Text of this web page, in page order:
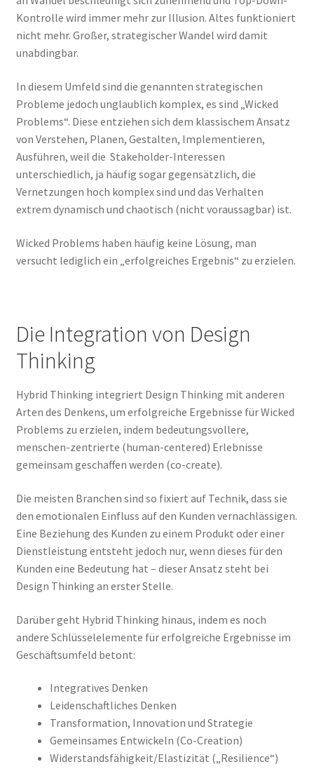
Kontrolle wird immer mehr zur Illusion. Altes funktioniert
nicht mehr. Großer, strategischer Wandel wird damit
unabdingbar.
In diesem Umfeld sind die genannten strategischen
Probleme jedoch unglaublich komplex, es sind „Wicked
Problems“. Diese entziehen sich dem klassischem Ansatz
von Verstehen, Planen, Gestalten, Implementieren,
Ausführen, weil die Stakeholder-Interessen
unterschiedlich, ja häufig sogar gegensätzlich, die
Vernetzungen hoch komplex sind und das Verhalten
extrem dynamisch und chaotisch (nicht voraussagbar) ist.
Wicked Problems haben häufig keine Lösung, man
versucht lediglich ein „erfolgreiches Ergebnis“ zu erzielen.
Die Integration von Design
Thinking
Hybrid Thinking integriert Design Thinking mit anderen
Arten des Denkens, um erfolgreiche Ergebnisse für Wicked
Problems zu erzielen, indem bedeutungsvollere,
menschen-zentrierte (human-centered) Erlebnisse
gemeinsam geschaffen werden (co-create).
Die meisten Branchen sind so fixiert auf Technik, dass sie
den emotionalen Einfluss auf den Kunden vernachlässigen.
Eine Beziehung des Kunden zu einem Produkt oder einer
Dienstleistung entsteht jedoch nur, wenn dieses für den
Kunden eine Bedeutung hat – dieser Ansatz steht bei
Design Thinking an erster Stelle.
Darüber geht Hybrid Thinking hinaus, indem es noch
andere Schlüsselelemente für erfolgreiche Ergebnisse im
Geschäftsumfeld betont:
Integratives Denken
Leidenschaftliches Denken
Transformation, Innovation und Strategie
Gemeinsames Entwickeln (Co-Creation)
Widerstandsfähigkeit/Elastizität („Resilience“)